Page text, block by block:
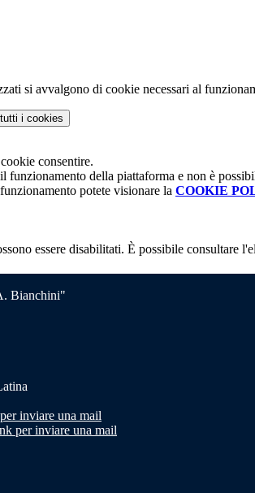
si avvalgono di cookie necessari al
i cookies
consentire.
funzionamento della piattaforma e non è
potete visionare la COOKIE
essere disabilitati. È possibile consultare
Bianchini"
inviare una mail
per inviare una mail